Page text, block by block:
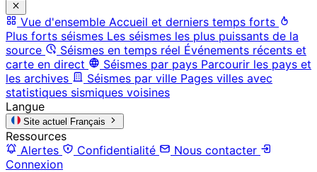
Vue d'ensemble Accueil et derniers temps forts
Plus forts séismes Les séismes les plus puissants de la
source
Séismes en temps réel Événements récents et
carte en direct
Séismes par pays Parcourir les pays et
les archives
Séismes par ville Pages villes avec
statistiques sismiques voisines
Langue
Site actuel Français
Ressources
Alertes
Confidentialité
Nous contacter
Connexion